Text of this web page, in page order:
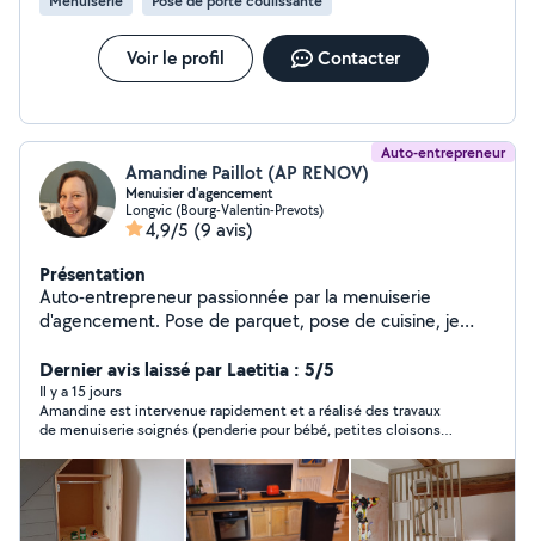
Voir le profil Contacter
Auto-entrepreneur
Amandine Paillot (AP RENOV)
Menuisier d'agencement
Longvic (Bourg-Valentin-Prevots)
4,9/5 (9 avis)
Présentation
Auto-entrepreneur passionnée par la menuiserie
d'agencement. Pose de parquet, pose de cuisine, je
chantier de rénovation
Dernier avis laissé par Laetitia : 5/5
Il y a 15 jours
Amandine est intervenue rapidement et a réalisé des travaux
de menuiserie soignés (penderie pour bébé, petites cloisons
malheureusement pas pu terminer l'ensemble des travaux car
elle s'est blessée, mais nous recommandons ses services.